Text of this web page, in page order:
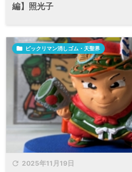
編】照光子
 2025年11月19日
 ビックリマン消しゴム・天聖界